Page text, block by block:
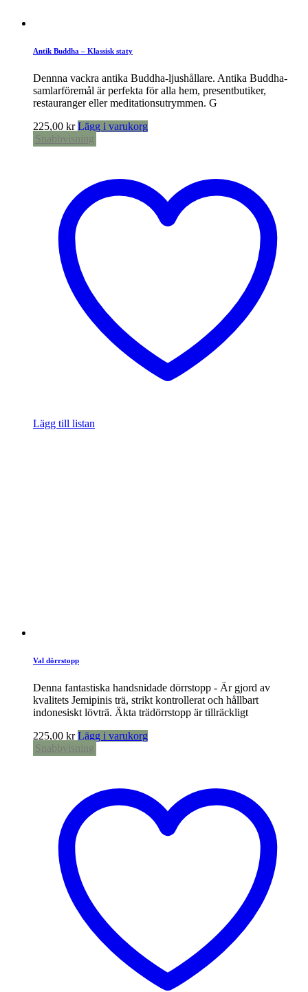
Antik Buddha – Klassisk staty
Dennna vackra antika Buddha-ljushållare. Antika Buddha-
samlarföremål är perfekta för alla hem, presentbutiker,
restauranger eller meditationsutrymmen. G
225,00 kr Lägg i varukorg
Snabbvisning
Lägg till listan
Val dörrstopp
Denna fantastiska handsnidade dörrstopp - Är gjord av
kvalitets Jemipinis trä, strikt kontrollerat och hållbart
indonesiskt lövträ. Äkta trädörrstopp är tillräckligt
225,00 kr Lägg i varukorg
Snabbvisning